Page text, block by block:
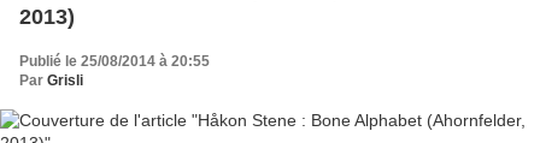
2013)
Publié le 25/08/2014 à 20:55
Par Grisli